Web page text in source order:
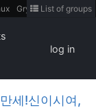
Gry
Teh
List of groups
log in
세!신이시여,